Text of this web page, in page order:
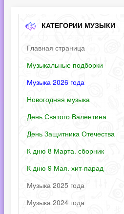
КАТЕГОРИИ МУЗЫКИ
Главная страница
Музыкальные подборки
Музыка 2026 года
Новогодняя музыка
День Святого Валентина
День Защитника Отечества
К дню 8 Марта. сборник
К дню 9 Мая. хит-парад
Музыка 2025 года
Музыка 2024 года